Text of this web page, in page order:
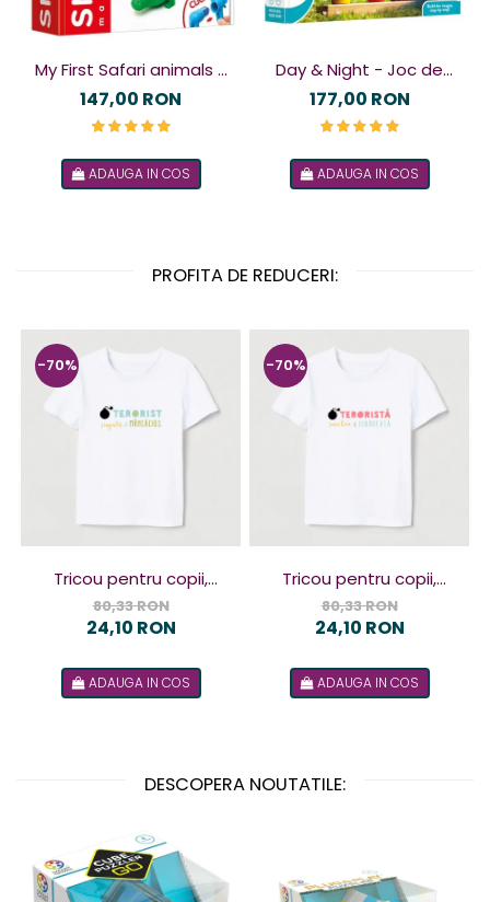
My First Safari animals -
Joc magnetic
147,00 RON
ADAUGA IN COS
Day & Night - Joc de
logică
177,00 RON
ADAUGA IN COS
PROFITA DE REDUCERI:
-70%
Tricou pentru copii,
design Terorist
80,33 RON
24,10 RON
ADAUGA IN COS
-70%
Tricou pentru copii,
design Terorista
80,33 RON
24,10 RON
ADAUGA IN COS
DESCOPERA NOUTATILE: